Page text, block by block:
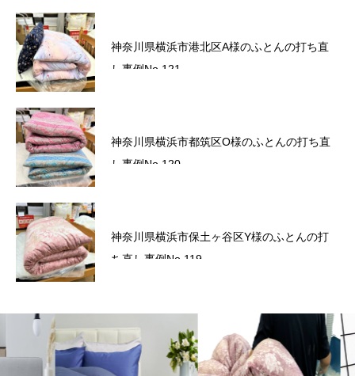
神奈川県横浜市港北区A様のふとんの打ち直
し事例No.121
神奈川県横浜市都筑区O様のふとんの打ち直
し事例No.120
神奈川県横浜市保土ヶ谷区Y様のふとんの打
ち直し事例No.119
サマーセール2026～ワクワクドキドキ！夏の
スクラッチ！～
かながわトクトクキャンペーン！『かなト
ク！』
六角橋商店街プレミアム商品券のお知らせ